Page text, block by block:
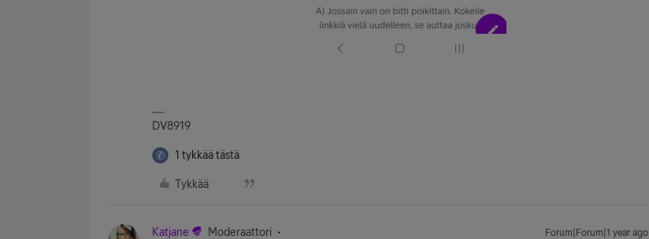
DV8919
1 tykkää tästä
Tykkää
Katjane Moderaattori Forum|Forum|1 year ago